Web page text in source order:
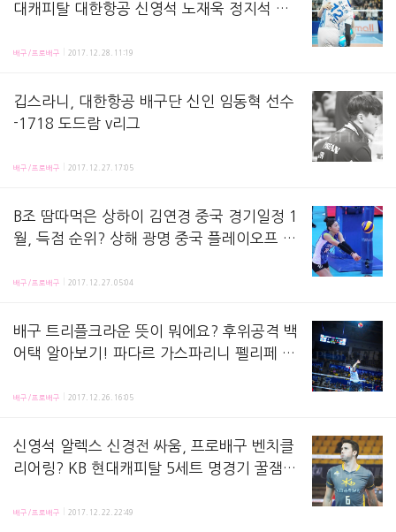
대캐피탈 대한항공 신영석 노재욱 정지석 선
크리스마스 매치날 작년 정규1위, 챔결챔프 팀이 만났었죠ㅋㅋ대한항공과 현대캐피탈의 경
배구/프로배구 2017. 12. 28. 11:19
깁스라니, 대한항공 배구단 신인 임동혁 선수
-1718 도드람 v리그
안녕하세요몇달동안 기다리고 기다리던항동혁을 보고왔어요ㅋㅋㅋ대한항공 신인 임동혁 선
배구/프로배구 2017. 12. 27. 17:05
B조 땀따먹은 상하이 김연경 중국 경기일정 1
월, 득점 순위? 상해 광명 중국 플레이오프 2
국슈퍼리그 상하이 광밍
김연경 선수가 속한 상하이 광밍 팀이 2017-2018 중국 슈퍼리그 조별리그인 제 1계단에서
배구/프로배구 2017. 12. 27. 05:04
배구 트리플크라운 뜻이 뭐에요? 후위공격 백
어택 알아보기! 파다르 가스파리니 펠리페 문
배구 트리플크라운이 뭐에요? # 말 그대로 3중왕관?트리플 크라운 Triple Crown 은 말그대로
배구/프로배구 2017. 12. 26. 16:05
신영석 알렉스 신경전 싸움, 프로배구 벤치클
리어링? KB 현대캐피탈 5세트 명경기 꿀잼
12월 22일 의정부 체육관에서 열린 2017-2018 도드람 v리그 프로배구리그 KB손해보험과 현
배구/프로배구 2017. 12. 22. 22:49